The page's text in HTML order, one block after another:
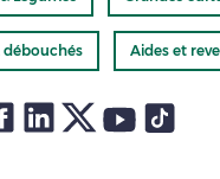
débouchés Aides et